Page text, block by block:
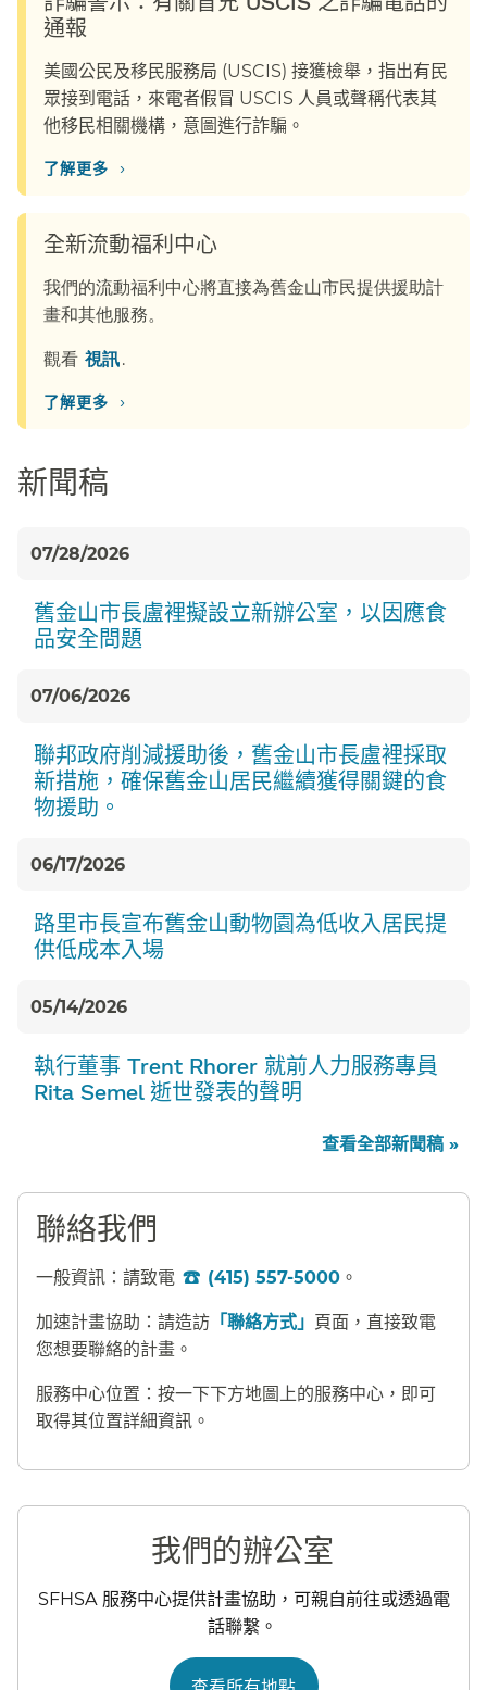
通報​​
美國公民及移民服務局 (USCIS) 接獲檢舉，指出有民
眾接到電話，來電者假冒 USCIS 人員或聲稱代表其
他移民相關機構，意圖進行詐騙。​​
了解更多​​ ›
全新流動福利中心​​
我們的流動福利中心將直接為舊金山市民提供援助計
畫和其他服務。​​
觀看​​ 視訊​​.
了解更多​​ ›
新聞稿​​
07/28/2026
舊金山市長盧裡擬設立新辦公室，以因應食
品安全問題​​
07/06/2026
聯邦政府削減援助後，舊金山市長盧裡採取
新措施，確保舊金山居民繼續獲得關鍵的食
物援助。​​
06/17/2026
路里市長宣布舊金山動物園為低收入居民提
供低成本入場​​
05/14/2026
執行董事 Trent Rhorer 就前人力服務專員
Rita Semel 逝世發表的聲明​​
查看全部新聞稿 »​​
聯絡我們​​
一般資訊：請致電 (415) 557-5000。​​
加速計畫協助：請造訪 「聯絡方式」 頁面，直接致電
您想要聯絡的計畫。​​
服務中心位置：按一下下方地圖上的服務中心，即可
取得其位置詳細資訊。​​
我們的辦公室​​
SFHSA 服務中心提供計畫協助，可親自前往或透過電
話聯繫。​​